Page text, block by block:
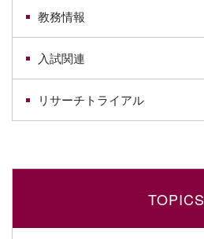
教務情報
入試関連
リサーチトライアル
TOPICS